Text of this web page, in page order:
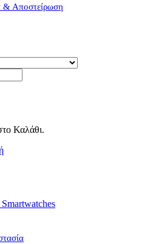
& Αποστείρωση
Καλάθι.